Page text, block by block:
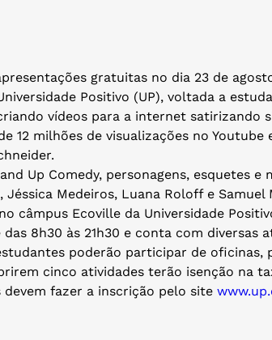
gratuitas no dia 23 de
Positivo (UP), voltada a
vídeos para a internet satirizando
12 milhões de visualizações no Youtube
Up Comedy, personagens, esquetes e
Jéssica Medeiros, Luana Roloff e Samuel
câmpus Ecoville da Universidade
das 8h30 às 21h30 e conta com diversas
poderão participar de oficinas,
cinco atividades terão isenção na
fazer a inscrição pelo site